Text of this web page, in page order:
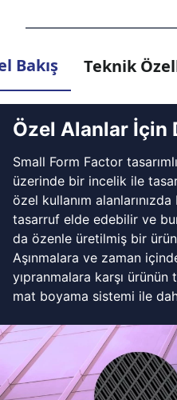
Bakış Teknik
Özel Alanlar İçin
Small Form Factor
üzerinde bir incelik ile
özel kullanım
tasarruf elde edebilir ve
da özenle üretilmiş bir
Aşınmalara ve zaman
yıpranmalara karşı ürünün
mat boyama sistemi ile